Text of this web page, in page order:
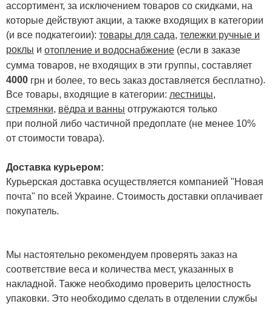
ассортимент, за исключением товаров со скидками, на
которые действуют акции, а также входящих в категории
(и все подкатегоии): товары для сада, тележки ручные и
роклы и отопление и водоснабжение (если в заказе
сумма товаров, не входящих в эти группы, составляет
4000 грн и более, то весь заказ доставляется бесплатно).
Все товары, входящие в категории: лестницы,
стремянки, вёдра и ванны отгружаются только
при полной либо частичной предоплате (не менее 10%
от стоимости товара).
Доставка курьером:
Курьерская доставка осуществляется компанией "Новая
почта" по всей Украине. Стоимость доставки оплачивает
покупатель.
Мы настоятельно рекомендуем проверять заказ на
соответствие веса и количества мест, указанных в
накладной. Также необходимо проверить целостность
упаковки. Это необходимо сделать в отделении службы